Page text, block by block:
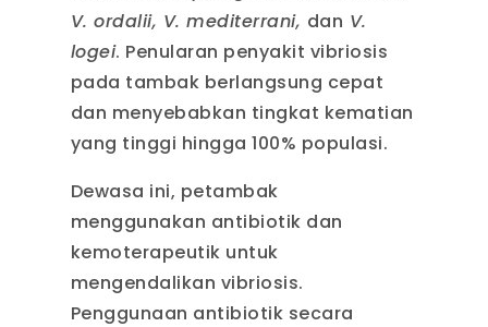
V. ordalii, V. mediterrani, dan V.
logei. Penularan penyakit vibriosis
pada tambak berlangsung cepat
dan menyebabkan tingkat kematian
yang tinggi hingga 100% populasi.
Dewasa ini, petambak
menggunakan antibiotik dan
kemoterapeutik untuk
mengendalikan vibriosis.
Penggunaan antibiotik secara